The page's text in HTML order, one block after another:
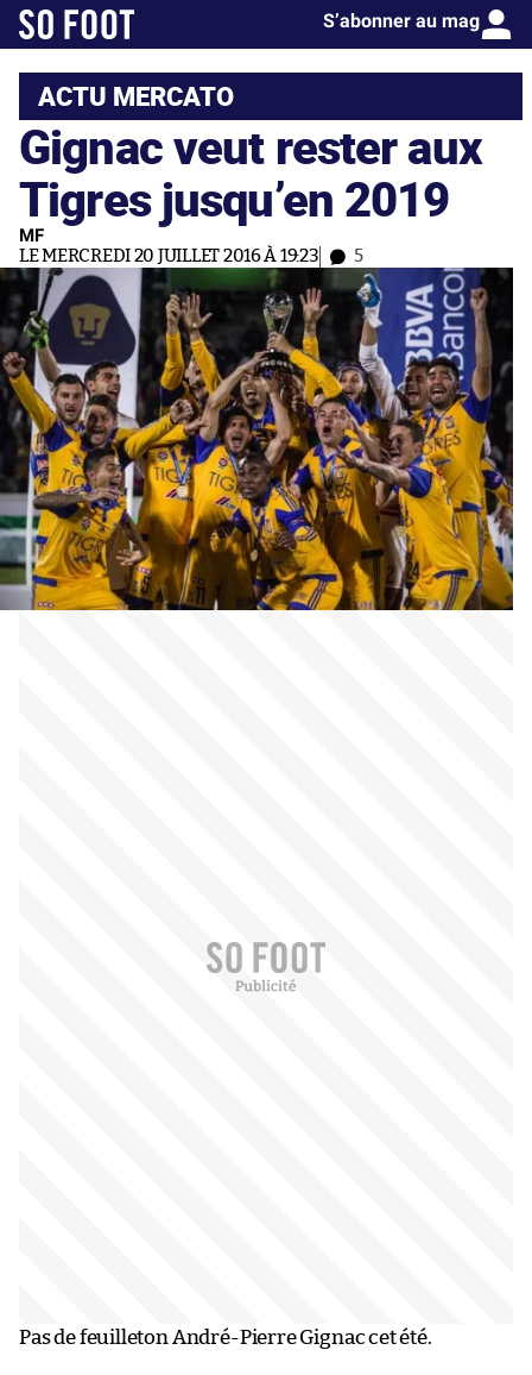
S’abonner au mag
ACTU MERCATO
Gignac veut rester aux
Tigres jusqu’en 2019
MF
LE MERCREDI 20 JUILLET 2016 À 19:23 5
Pas de feuilleton André-Pierre Gignac cet été.